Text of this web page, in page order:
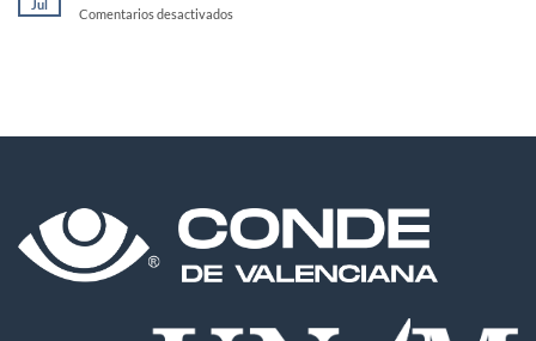
de
Jul
Comentarios desactivados